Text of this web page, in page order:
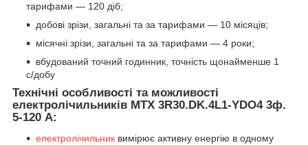
тарифами — 120 діб;
добові зрізи, загальні та за тарифами — 10 місяців;
місячні зрізи, загальні та за тарифами — 4 роки;
вбудований точний годинник, точність щонайменше 1
с/добу
Технічні особливості та можливості
електролічильників MTX 3R30.DK.4L1-YDO43ф.
5-120 А:
електролічильник вимірює активну енергію в одному